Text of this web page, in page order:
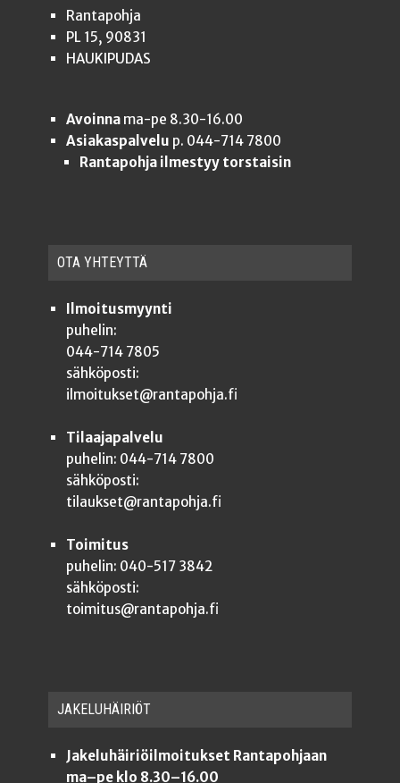
Rantapohja
PL 15, 90831
HAUKIPUDAS
Avoinnama-pe 8.30-16.00
Asiakaspalvelu p. 044-714 7800
Rantapohja ilmestyy torstaisin
OTA YHTEYT­TÄ
Ilmoitusmyynti
puhelin:
044-714 7805
sähköposti:
ilmoitukset@rantapohja.fi
Tilaajapalvelu
puhelin: 044-714 7800
sähköposti:
tilaukset@rantapohja.fi
Toimitus
puhelin: 040-517 3842
sähköposti:
toimitus@rantapohja.fi
JAKE­LU­HÄI­RIÖT
Jakeluhäiriöilmoitukset Rantapohjaan
ma–pe klo 8.30–16.00